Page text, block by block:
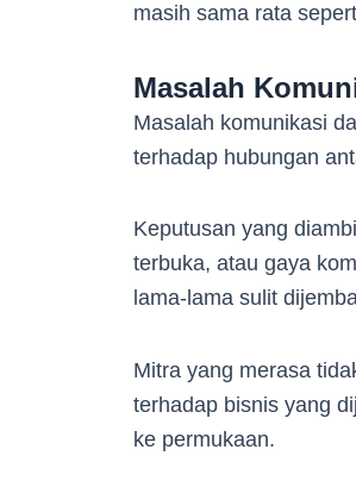
masih sama rata
Masalah
Masalah komunikasi
terhadap hubungan
Keputusan yang
terbuka, atau gaya
lama-lama sulit
Mitra yang merasa
terhadap bisnis yang
ke permukaan.